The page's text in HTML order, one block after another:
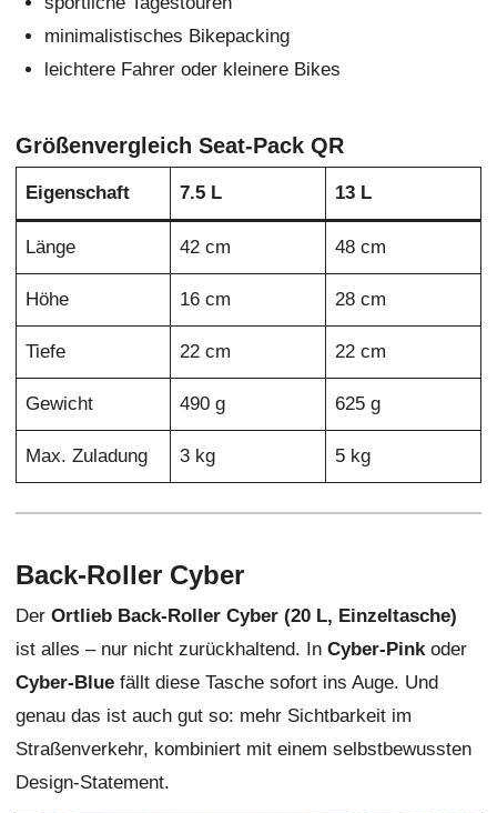
minimalistisches Bikepacking
leichtere Fahrer oder kleinere Bikes
Größenvergleich Seat-Pack QR
Eigenschaft 7.5 L 13 L
Länge 42 cm 48 cm
Höhe 16 cm 28 cm
Tiefe 22 cm 22 cm
Gewicht 490 g 625 g
Max. Zuladung 3 kg 5 kg
Back-Roller Cyber
Der Ortlieb Back-Roller Cyber (20 L, Einzeltasche)
ist alles – nur nicht zurückhaltend. In Cyber-Pinkoder
Cyber-Bluefällt diese Tasche sofort ins Auge. Und
genau das ist auch gut so: mehr Sichtbarkeit im
Straßenverkehr, kombiniert mit einem selbstbewussten
Design-Statement.